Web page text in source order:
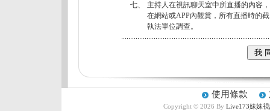
七、
主持人在視訊聊天室中所直播的內容
在網站或APP內觀賞，所有直播時的
執法單位調查。
使用條款
Copyright © 2026 By Live173妹妹